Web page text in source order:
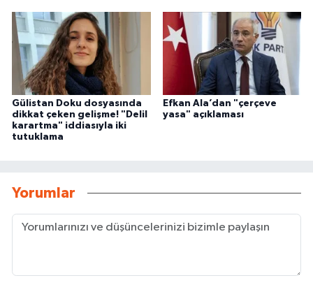
Gülistan Doku dosyasında
dikkat çeken gelişme! "Delil
karartma" iddiasıyla iki
tutuklama
Efkan Ala’dan "çerçeve
yasa" açıklaması
Yorumlar